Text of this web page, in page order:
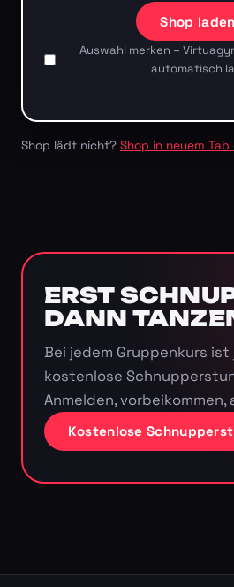
Shop laden
Auswahl merken –
automatisch
Shop lädt nicht? Shop in neuem
ERST
DANN
Bei jedem Gruppenkurs
kostenlose
Anmelden, vorbeikommen,
Kostenlose